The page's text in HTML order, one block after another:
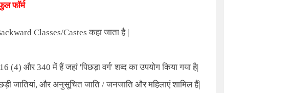
फॉर्म
Classes/Castesकहा जाता है |
(4) और 340 में हैं जहां 'पिछड़ा वर्ग'शब्द का उपयोग किया गया है|
जातियां, और अनुसूचित जाति / जनजाति और महिलाएं शामिल हैं|